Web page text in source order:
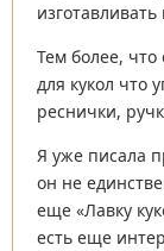
Тем более,
для кукол что
реснички,
Я уже писала
он не
еще «Лавку
есть еще